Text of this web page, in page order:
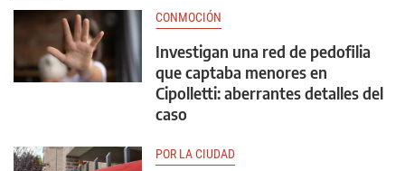
CONMOCIÓN
Investigan una red de pedofilia
que captaba menores en
Cipolletti: aberrantes detalles del
caso
POR LA CIUDAD